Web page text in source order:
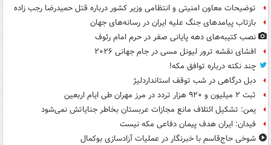
توضیحات معاون امنیتی و انتظامی وزیر کشور درباره قتل حمیدرضا رجب زاده
بازتاب پیامدهای جنگ علیه ایران در رسانه‌های جهان
نصب کتیبه‌های دهه پایانی صفر در حرم امام رئوف
افشای نقشه ترور لیونل مسی در جام جهانی ۲۰۲۶
چند نکته درباره توافق مکه!
دبل درگاهی در شب توقف استانداردلیژ
ثبت ۲ میلیون و ۹۲۰ هزار تردد در مرز مهران طی ایام اربعین
یمن: تشکیل ائتلاف مانع مجازات عربستان بخاطر جنایاتش نمی‌شود
فیدان: ایران هدف پیمان دفاعی مکه نیست
شوخی حاج‌قاسم با خبرنگار در عملیات آزادسازی بوکمال